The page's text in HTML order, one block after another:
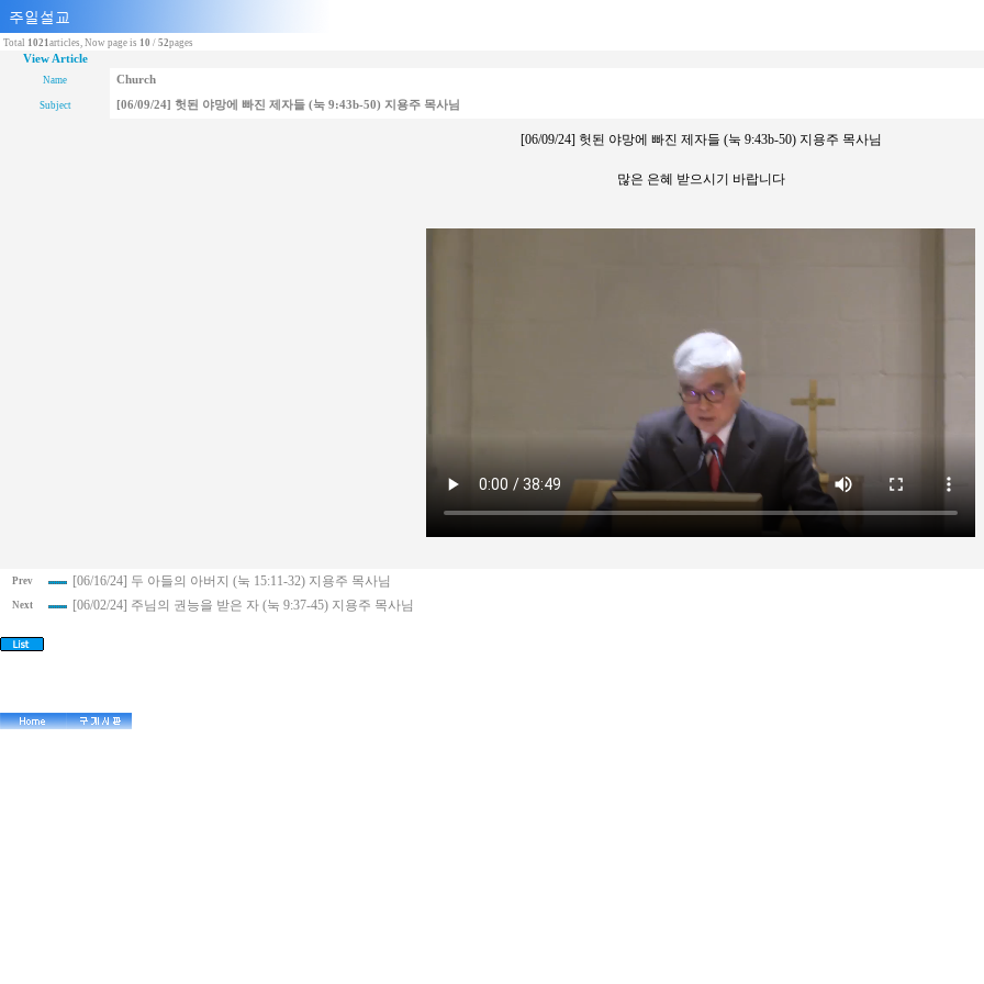
Total 1021articles, Now page is 10 / 52pages
View Article
Name Church
Subject [06/09/24] 헛된 야망에 빠진 제자들 (눅 9:43b-50) 지용주 목사님
[06/09/24] 헛된 야망에 빠진 제자들 (눅 9:43b-50) 지용주 목사님
많은 은혜 받으시기 바랍니다
Prev [06/16/24] 두 아들의 아버지 (눅 15:11-32) 지용주 목사님
Next [06/02/24] 주님의 권능을 받은 자 (눅 9:37-45) 지용주 목사님